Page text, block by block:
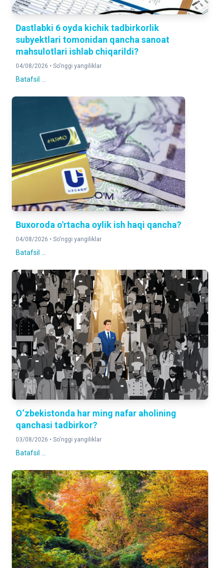
Dastlabki 6 oyda kichik tadbirkorlik
subyektlari tomonidan qancha sanoat
mahsulotlari ishlab chiqarildi?
04/08/2026 • So'nggi yangiliklar
Batafsil ...
Buxoroda o'rtacha oylik ish haqi qancha?
04/08/2026 • So'nggi yangiliklar
Batafsil ...
O‘zbekistonda har ming nafar aholining
qanchasi tadbirkor?
03/08/2026 • So'nggi yangiliklar
Batafsil ...